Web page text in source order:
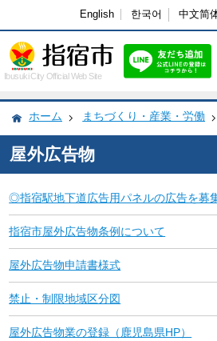
English 한국어 中文简
Ibusuki City Official Web Site
ホーム まちづくり・産業・労働
屋外広告物
◎指宿駅地下道広告用パネルの広告を募
指宿市屋外広告物条例について
屋外広告物申請書様式
禁止・制限地域区分図
屋外広告物業の登録（鹿児島県HP）